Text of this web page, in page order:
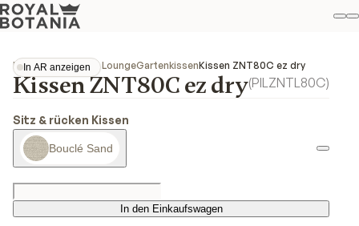
In AR anzeigen
In AR anzeigen
KollektionenZenhit LoungeGartenkissenKissen ZNT80C ez dry
Kissen ZNT80C ez dry(PILZNTL80C)
Sitz & rücken Kissen
Bouclé Sand
In den Einkaufswagen
In den Einkaufswagen